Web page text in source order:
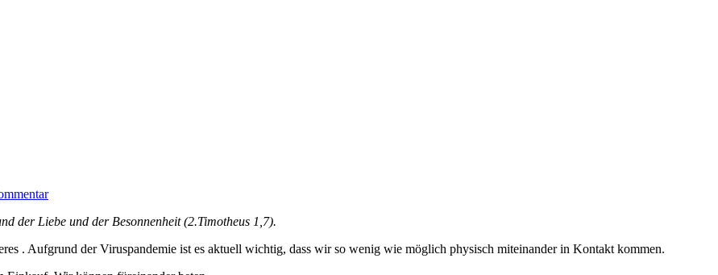
zu
Veranstaltungen
der Liebe und der Besonnenheit (2.Timotheus 1,7).
. Aufgrund der Viruspandemie ist es aktuell wichtig, dass wir so wenig wie möglich physisch miteinander in Kontakt kommen.